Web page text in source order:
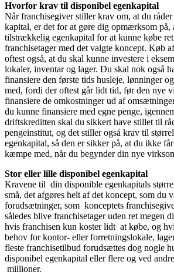
Hvorfor krav til disponibel egenkapital
Når franchisegiver stiller krav om, at du råder
kapital, er det for at gøre dig opmærksom på,
tilstrækkelig egenkapital for at kunne købe
franchisetager med det valgte koncept. Køb
oftest også, at du skal kunne investere i
lokaler, inventar og lager. Du skal nok også
finansiere den første tids husleje, lønninger
med, fordi der oftest går lidt tid, før den nye
finansiere de omkostninger ud af
du kunne finansiere med egne penge,
driftskreditten skal du sikkert have stillet til
pengeinstitut, og det stiller også krav til
egenkapital, så den er sikker på, at du ikke
kæmpe med, når du begynder din nye
Stor eller lille disponibel egenkapital
Kravene til din disponible egenkapitals
små, det afgøres helt af det koncept, som du
forudsætninger, som konceptets
således blive franchisetager uden ret megen
hvis franchisen kun koster lidt at købe, og
behov for kontor- eller forretningslokale,
fleste franchisetilbud forudsættes dog nogle
disponibel egenkapital eller flere og ved
millioner.